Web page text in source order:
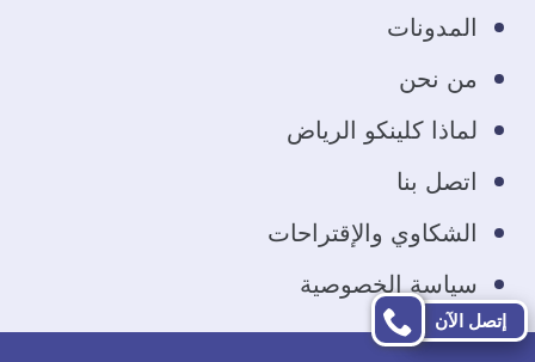
المدونات
من نحن
لماذا كلينكو الرياض
اتصل بنا
الشكاوي والإقتراحات
سياسة الخصوصية
إتصل الآن